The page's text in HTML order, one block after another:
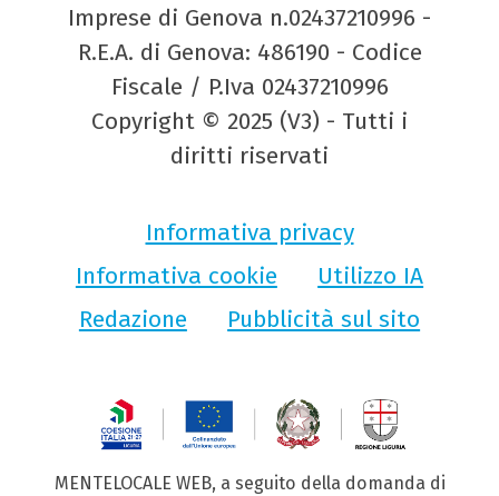
Imprese di Genova n.02437210996 -
R.E.A. di Genova: 486190 - Codice
Fiscale / P.Iva 02437210996
Copyright © 2025 (V3) - Tutti i
diritti riservati
Informativa privacy
Informativa cookie
Utilizzo IA
Redazione
Pubblicità sul sito
MENTELOCALE WEB, a seguito della domanda di